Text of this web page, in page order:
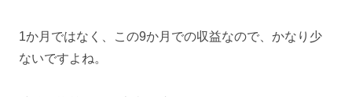
1か月ではなく、この9か月での収益なので、かなり少
ないですよね。